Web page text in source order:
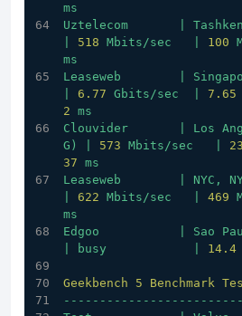
ms
Uztelecom
518 Mbits/sec 100
ms
Leaseweb
6.77 Gbits/sec 7.65
2 ms
Clouvider
Los
G)
573 Mbits/sec
37 ms
Leaseweb
NYC,
622 Mbits/sec 469
ms
Edgoo
Sao
busy 14.4
Geekbench 5 Benchmark